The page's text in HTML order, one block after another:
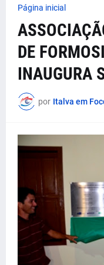
Página inicial
DE
INAUGURA
por Italva em